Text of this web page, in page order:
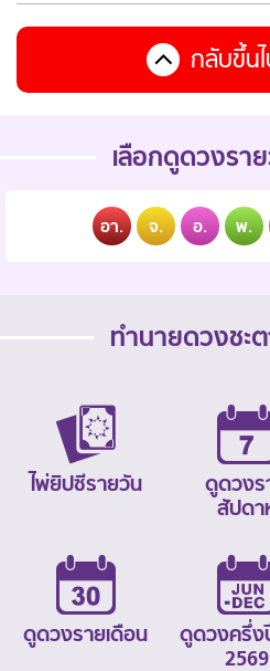
กลับขึ้น
เลือกดูดวงรา
อา. จ. อ. พ.
ทำนายดวงชะ
ไพ่ยิปซีรายวัน
ดูดวงร
สัปดา
ดูดวงรายเดือน
ดูดวงครึ่ง
2569